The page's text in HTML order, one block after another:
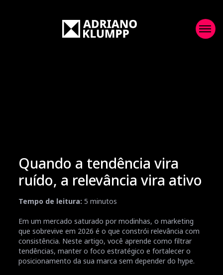
Quando a tendência vira
ruído, a relevância vira ativo
Tempo de leitura: 5 minutos
Em um mercado saturado por modinhas, o marketing
que sobrevive em 2026 é o que constrói relevância com
consistência. Neste artigo, você aprende como filtrar
tendências, manter o foco estratégico e fortalecer o
posicionamento da sua marca sem depender do hype.